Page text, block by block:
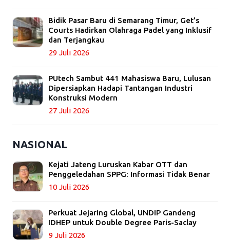
Bidik Pasar Baru di Semarang Timur, Get’s
Courts Hadirkan Olahraga Padel yang Inklusif
dan Terjangkau
29 Juli 2026
PUtech Sambut 441 Mahasiswa Baru, Lulusan
Dipersiapkan Hadapi Tantangan Industri
Konstruksi Modern
27 Juli 2026
NASIONAL
Kejati Jateng Luruskan Kabar OTT dan
Penggeledahan SPPG: Informasi Tidak Benar
10 Juli 2026
Perkuat Jejaring Global, UNDIP Gandeng
IDHEP untuk Double Degree Paris-Saclay
9 Juli 2026